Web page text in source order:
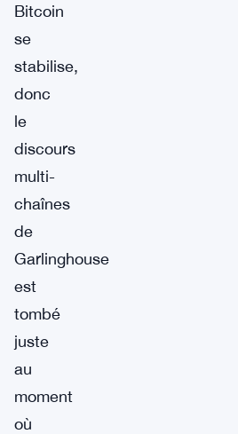
Bitcoin
se
stabilise,
donc
le
discours
multi-
chaînes
de
Garlinghouse
est
tombé
juste
au
moment
où